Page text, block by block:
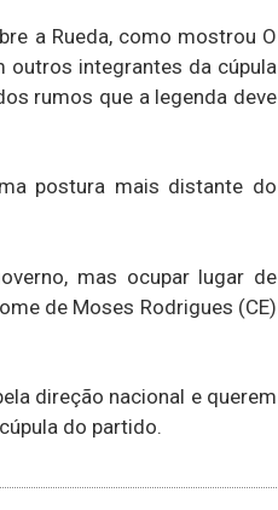
a Rueda, como mostrou O
outros integrantes da cúpula
rumos que a legenda deve
postura mais distante do
mas ocupar lugar de
de Moses Rodrigues (CE)
direção nacional e querem
do partido.